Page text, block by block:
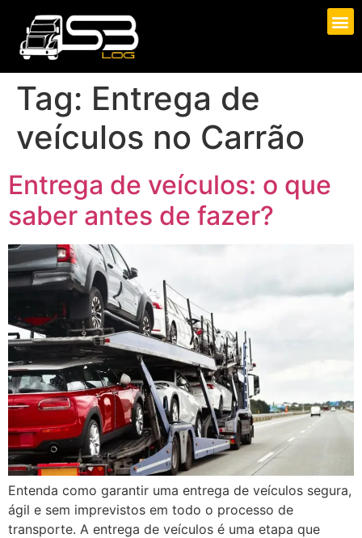
Tag: Entrega de
veículos no Carrão
Entrega de veículos: o que
saber antes de fazer?
Entenda como garantir uma entrega de veículos segura,
ágil e sem imprevistos em todo o processo de
transporte. A entrega de veículos é uma etapa que